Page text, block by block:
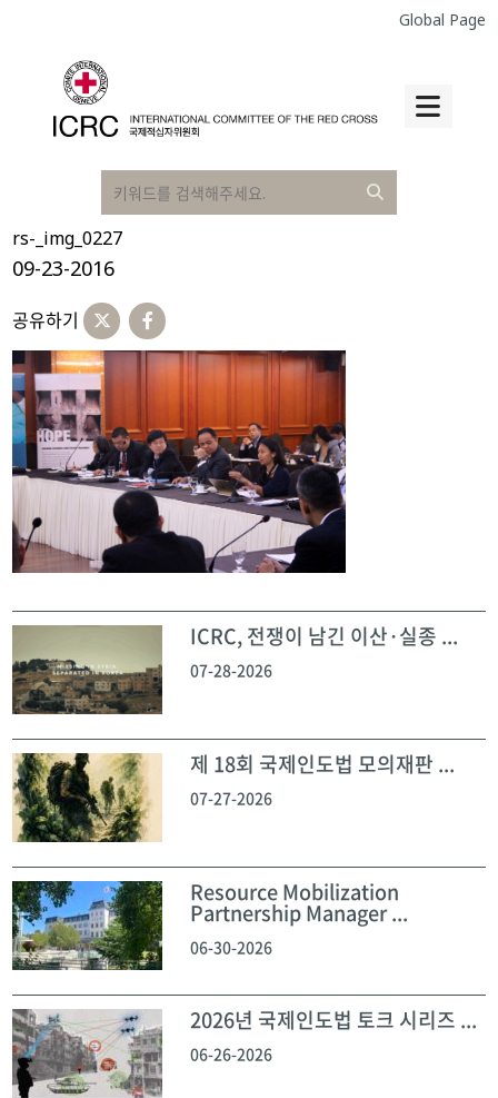
Global Page
rs-_img_0227
09-23-2016
공유하기
ICRC, 전쟁이 남긴 이산·실종 ...
07-28-2026
제 18회 국제인도법 모의재판 ...
07-27-2026
Resource Mobilization
Partnership Manager ...
06-30-2026
2026년 국제인도법 토크 시리즈 ...
06-26-2026